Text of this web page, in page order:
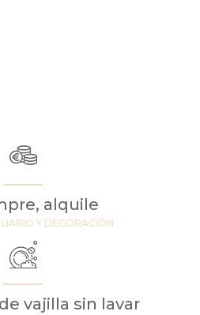
alquile
Y DECORACIÓN
vajilla sin lavar